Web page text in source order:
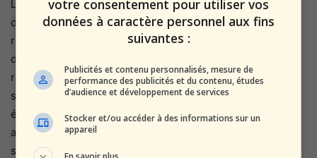
Les contacts entre Jérusalem et Hargeisa ne datent pas
d’hier. Les négociations ayant conduit à cette
reconnaissance ont été menées dans la plus grande
discrétion pendant de longs mois. Gideon Sa’ar, des
représentants du Mossad et l’ancien conseiller à la
sécurité nationaleTzachi Hanegbiont conduit des
échanges approfondis, organisé des visites bilatérales et
accueilli à plusieurs reprises des responsables
somalilandais en Israël. Les discussions finales ont été
votre consentement pour utiliser vos
données à caractère personnel aux fins
suivantes :
Publicités et contenu personnalisés, mesure de
performance des publicités et du contenu, études
d’audience et développement de services
Stocker et/ou accéder à des informations sur un
appareil